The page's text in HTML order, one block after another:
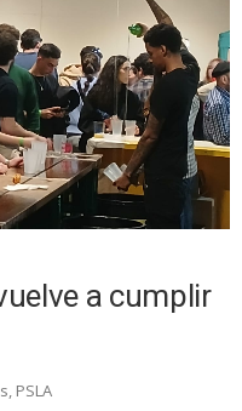
a cumplir
, PSLA